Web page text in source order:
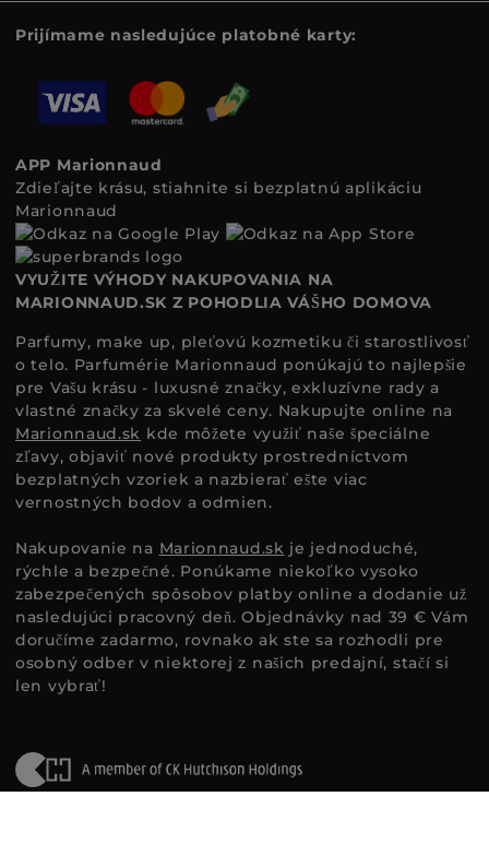
Prijímame nasledujúce platobné karty:
APP Marionnaud
Zdieľajte krásu, stiahnite si bezplatnú aplikáciu
Marionnaud
VYUŽITE VÝHODY NAKUPOVANIA NA
MARIONNAUD.SK Z POHODLIA VÁŠHO DOMOVA
Parfumy, make up, pleťovú kozmetiku či starostlivosť
o telo. Parfumérie Marionnaud ponúkajú to najlepšie
pre Vašu krásu - luxusné značky, exkluzívne rady a
vlastné značky za skvelé ceny. Nakupujte online na
Marionnaud.sk kde môžete využiť naše špeciálne
zľavy, objaviť nové produkty prostredníctvom
bezplatných vzoriek a nazbierať ešte viac
vernostných bodov a odmien.
Nakupovanie na Marionnaud.sk je jednoduché,
rýchle a bezpečné. Ponúkame niekoľko vysoko
zabezpečených spôsobov platby online a dodanie už
nasledujúci pracovný deň. Objednávky nad 39 € Vám
doručíme zadarmo, rovnako ak ste sa rozhodli pre
osobný odber v niektorej z našich predajní, stačí si
len vybrať!